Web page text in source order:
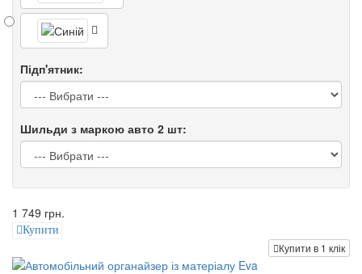
Підп'ятник:
Шильди з маркою авто 2 шт:
1 749 грн.
Купити
Купити в 1 клік